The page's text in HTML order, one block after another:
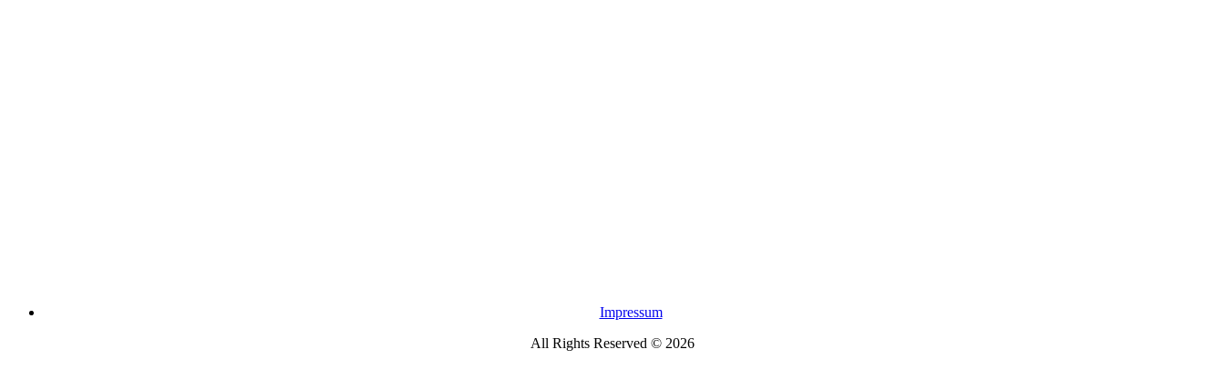
Impressum
All Rights Reserved © 2026